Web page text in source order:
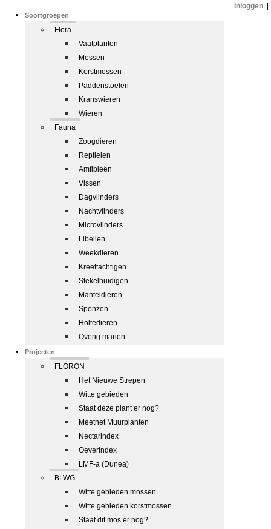
Soortgroepen
Flora
Vaatplanten
Mossen
Korstmossen
Paddenstoelen
Kranswieren
Wieren
Fauna
Zoogdieren
Reptielen
Amfibieën
Vissen
Dagvlinders
Nachtvlinders
Microvlinders
Libellen
Weekdieren
Kreeftachtigen
Stekelhuidigen
Manteldieren
Sponzen
Holtedieren
Overig marien
Projecten
FLORON
Het Nieuwe Strepen
Witte gebieden
Staat deze plant er nog?
Meetnet Muurplanten
Nectarindex
Oeverindex
LMF-a (Dunea)
BLWG
Witte gebieden mossen
Witte gebieden korstmossen
Staat dit mos er nog?
Inloggen